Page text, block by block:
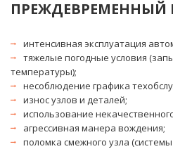
интенсивная эксплуатация
тяжелые погодные условия
температуры);
несоблюдение графика
износ узлов и деталей;
использование
агрессивная манера вождения;
поломка смежного узла